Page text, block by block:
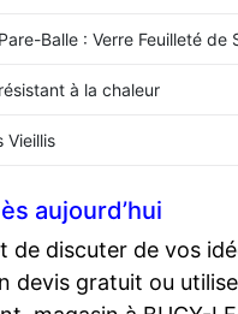
Balle : Verre Feuilleté de
à la chaleur
Vieillis
aujourd’hui
discuter de vos
devis gratuit ou